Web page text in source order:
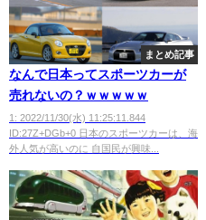
まとめ記事
なんで日本ってスポーツカーが
売れないの？ｗｗｗｗｗ
1: 2022/11/30(水) 11:25:11.844
ID:27Z+DGb+0 日本のスポーツカーは、海
外人気が高いのに 自国民が興味...